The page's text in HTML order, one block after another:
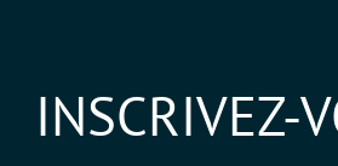
INSCRIVEZ-